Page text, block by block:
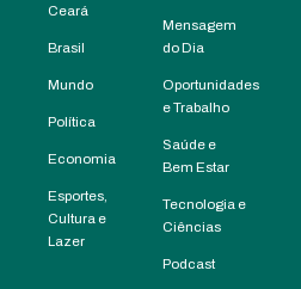
Ceará
Brasil
Mundo
Política
Economia
Esportes,
Cultura e
Lazer
Mensagem
do Dia
Oportunidades
e Trabalho
Saúde e
Bem Estar
Tecnologia e
Ciências
Podcast